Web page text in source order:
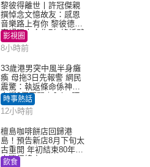
黎彼得離世丨許冠傑親
撰悼念文憶故友：感恩
音樂路上有你 黎彼德曾
直認唔夾合作7年終拆夥
影視圈
8小時前
33歲港男突中風半身癱
瘓 母拖3日先報警 網民
震驚：執返條命係神蹟
自爆2個惡習｜Juicy叮
時事熱話
12小時前
檀島咖啡餅店回歸港
島！預告新店8月下旬太
古重開 年初結束80年歷
史灣仔總店
飲食